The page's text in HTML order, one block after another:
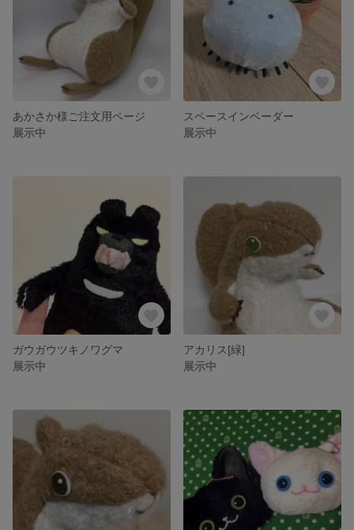
あかさか様ご注文用ページ
展示中
スペースインベーダー
展示中
ガウガウツキノワグマ
展示中
アカリス[緑]
展示中